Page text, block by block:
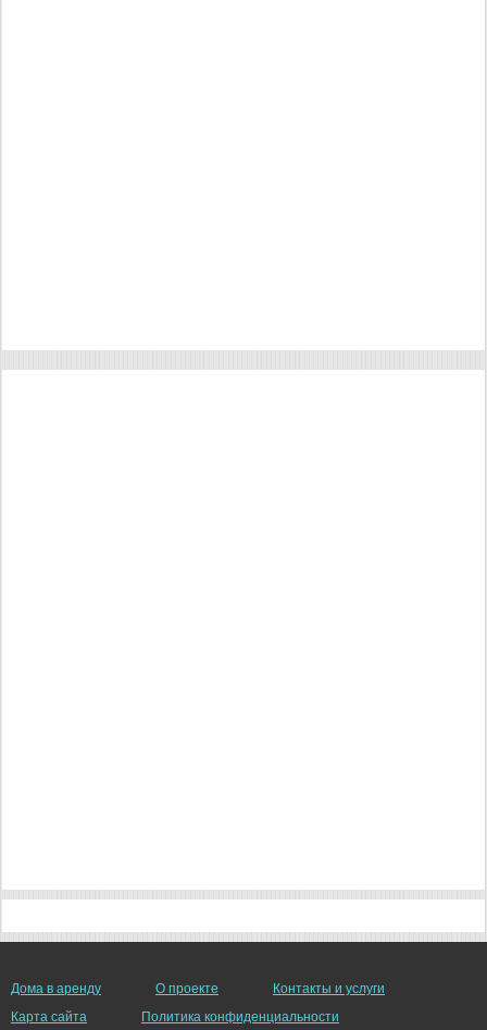
Дома в аренду О проекте
Контакты и услуги
Карта сайта
Политика конфиденциальности